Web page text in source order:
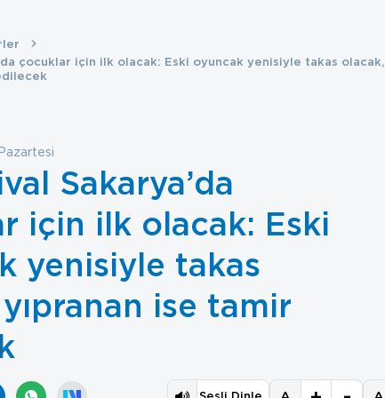
çocuklar için ilk olacak: Eski oyuncak yenisiyle takas olacak,
Sakarya’da
için ilk olacak: Eski
yenisiyle takas
ise tamir